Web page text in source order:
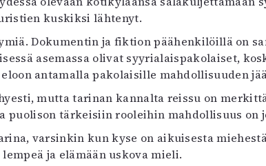
kuskiksi lähtenyt.
Dokumentin ja fiktion päähenkilöillä on
asemassa olivat syyrialaispakolaiset,
antamalla pakolaisille mahdollisuuden
mutta tarinan kannalta reissu on
puolison tärkeisiin rooleihin mahdollisuus on
varsinkin kun kyse on aikuisesta
ja elämään uskova mieli.